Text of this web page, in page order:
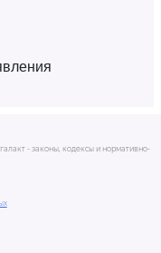
- законы, кодексы и нормативно-